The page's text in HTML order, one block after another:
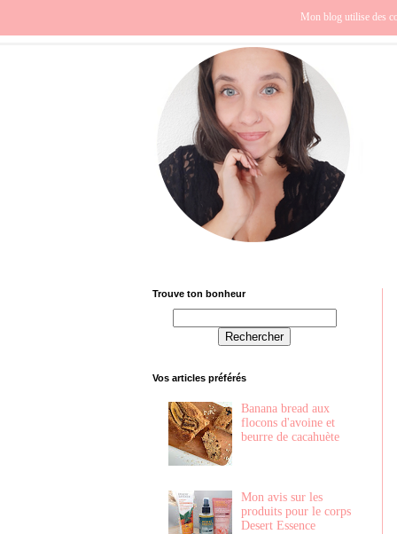
Europe
Trouve ton bonheur
Vos articles préférés
Banana bread aux
flocons d'avoine et
beurre de cacahuète
Mon avis sur les
produits pour le corps
Desert Essence
Mon blog utilise des